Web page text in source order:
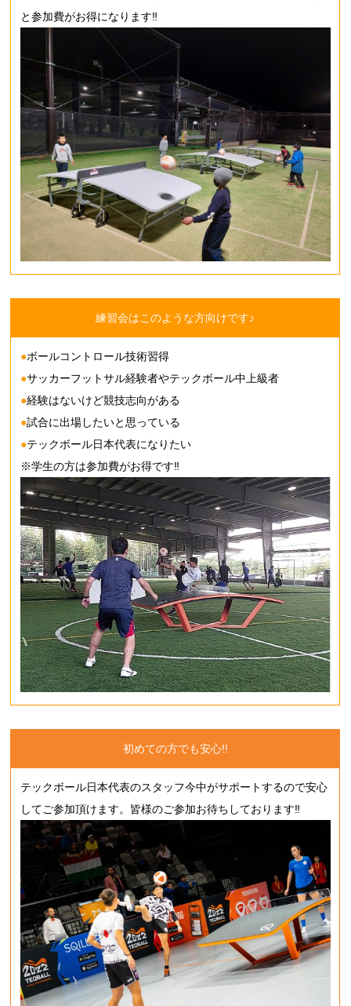
と参加費がお得になります‼
練習会はこのような方向けです♪
●ボールコントロール技術習得
●サッカーフットサル経験者やテックボール中上級者
●経験はないけど競技志向がある
●試合に出場したいと思っている
●テックボール日本代表になりたい
※学生の方は参加費がお得です‼
初めての方でも安心!!
テックボール日本代表のスタッフ今中がサポートするので安心
してご参加頂けます。皆様のご参加お待ちしております‼